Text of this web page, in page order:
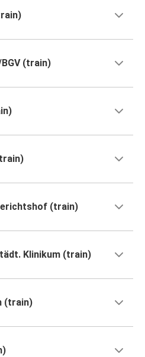
(train)
(train)
Klinikum (train)
(train)